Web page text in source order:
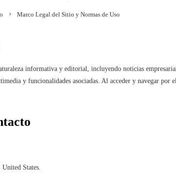
Marco Legal del Sitio y Normas de Uso
informativa y editorial, incluyendo noticias
y funcionalidades asociadas. Al acceder y navegar por
States.